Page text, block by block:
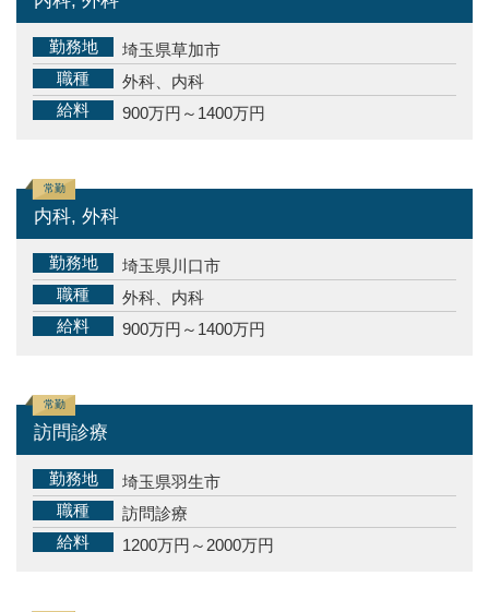
勤務地
埼玉県草加市
職種
外科、内科
給料
900万円～1400万円
常勤
内科, 外科
勤務地
埼玉県川口市
職種
外科、内科
給料
900万円～1400万円
常勤
訪問診療
勤務地
埼玉県羽生市
職種
訪問診療
給料
1200万円～2000万円